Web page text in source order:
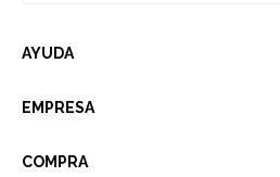
AYUDA
EMPRESA
COMPRA